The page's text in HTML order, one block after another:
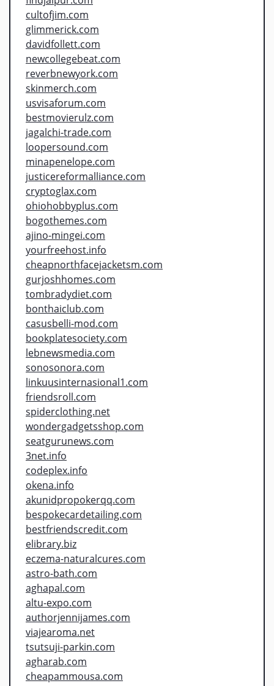
cultofjim.com
glimmerick.com
davidfollett.com
newcollegebeat.com
reverbnewyork.com
skinmerch.com
usvisaforum.com
bestmovierulz.com
jagalchi-trade.com
loopersound.com
minapenelope.com
justicereformalliance.com
cryptoglax.com
ohiohobbyplus.com
bogothemes.com
ajino-mingei.com
yourfreehost.info
cheapnorthfacejacketsm.com
gurjoshhomes.com
tombradydiet.com
bonthaiclub.com
casusbelli-mod.com
bookplatesociety.com
lebnewsmedia.com
sonosonora.com
linkuusinternasional1.com
friendsroll.com
spiderclothing.net
wondergadgetsshop.com
seatgurunews.com
3net.info
codeplex.info
okena.info
akunidpropokerqq.com
bespokecardetailing.com
bestfriendscredit.com
elibrary.biz
eczema-naturalcures.com
astro-bath.com
aghapal.com
altu-expo.com
authorjennijames.com
viajearoma.net
tsutsuji-parkin.com
agharab.com
cheapammousa.com